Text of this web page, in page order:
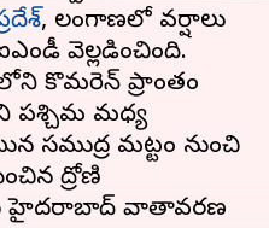
, తెలంగాణలో వర్షాలు
వెల్లడించింది.
కొమరెన్ ప్రాంతం
పశ్చిమ మధ్య
సముద్ర మట్టం నుంచి
ద్రోణి
హైదరాబాద్ వాతావరణ